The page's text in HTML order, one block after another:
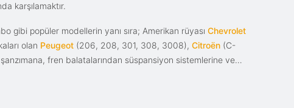
karşılamaktır.
gibi popüler modellerin yanı sıra; Amerikan rüyası Chevrolet
olan Peugeot (206, 208, 301, 308, 3008), Citroën (C-
fren balatalarından süspansiyon sistemlerine ve